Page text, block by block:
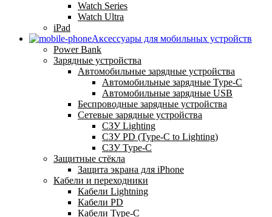
Watch Series
Watch Ultra
iPad
Аксессуары для мобильных устройств
Power Bank
Зарядные устройства
Автомобильные зарядные устройства
Автомобильные зарядные Type-C
Автомобильные зарядные USB
Беспроводные зарядные устройства
Сетевые зарядные устройства
СЗУ Lighting
СЗУ PD (Type-C to Lighting)
СЗУ Type-C
Защитные стёкла
Защита экрана для iPhone
Кабели и переходники
Кабели Lightning
Кабели PD
Кабели Type-C